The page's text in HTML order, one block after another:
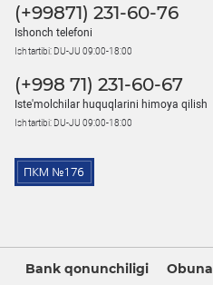
(+99871) 231-60-76
Ishonch telefoni
Ish tartibi: DU-JU 09:00-18:00
(+998 71) 231-60-67
Iste'molchilar huquqlarini himoya qilish
Ish tartibi: DU-JU 09:00-18:00
Bank qonunchiligi Obuna